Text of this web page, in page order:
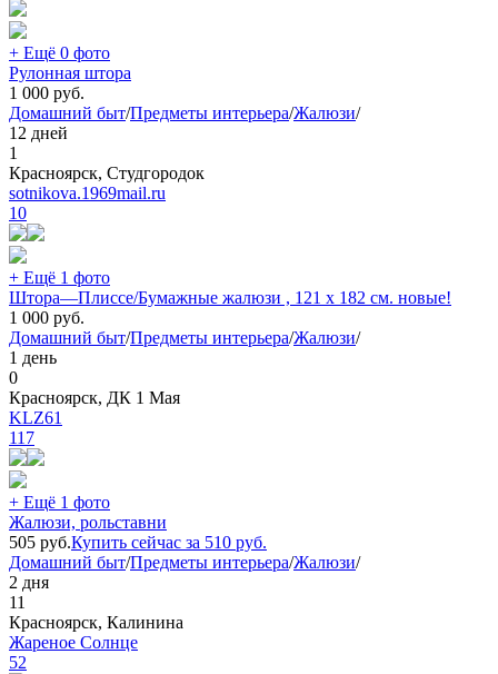
+ Ещё 0 фото
Рулонная штора
1 000 руб.
Домашний быт/Предметы интерьера/Жалюзи/
12 дней
1
Красноярск, Студгородок
sotnikova.1969mail.ru
10
+ Ещё 1 фото
Штора—Плиссе/Бумажные жалюзи , 121 х 182 см. новые!
1 000 руб.
Домашний быт/Предметы интерьера/Жалюзи/
1 день
0
Красноярск, ДК 1 Мая
KLZ61
117
+ Ещё 1 фото
Жалюзи, рольставни
505 руб.Купить сейчас за 510 руб.
Домашний быт/Предметы интерьера/Жалюзи/
2 дня
11
Красноярск, Калинина
Жареное Солнце
52